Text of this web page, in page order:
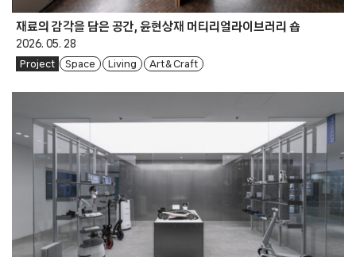
재료의 감각을 담은 공간, 윤현상재 머티리얼라이브러리 숍
2026. 05. 28
Project Space Living Art & Craft